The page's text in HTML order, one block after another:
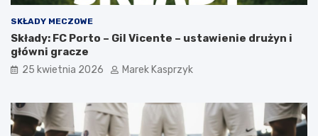
SKŁADY MECZOWE
Składy: FC Porto – Gil Vicente – ustawienie drużyn i
główni gracze
25 kwietnia 2026 Marek Kasprzyk